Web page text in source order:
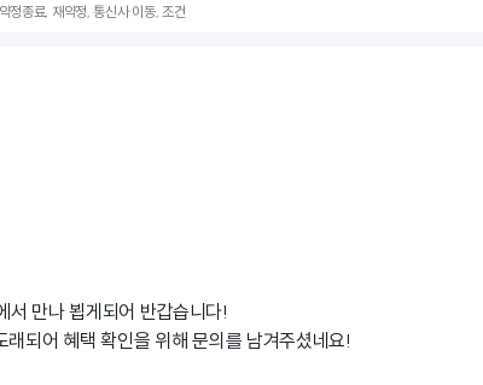
정종료, 재약정, 통신사 이동, 조건
서 만나 뵙게되어 반갑습니다!
되어 혜택 확인을 위해 문의를 남겨주셨네요!